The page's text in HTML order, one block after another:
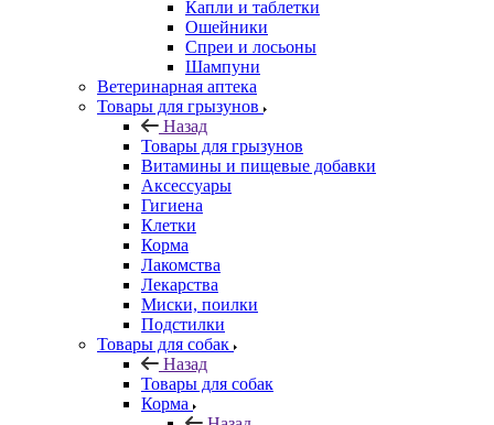
Капли и таблетки
Ошейники
Спреи и лосьоны
Шампуни
Ветеринарная аптека
Товары для грызунов
Назад
Товары для грызунов
Витамины и пищевые добавки
Аксессуары
Гигиена
Клетки
Корма
Лакомства
Лекарства
Миски, поилки
Подстилки
Товары для собак
Назад
Товары для собак
Корма